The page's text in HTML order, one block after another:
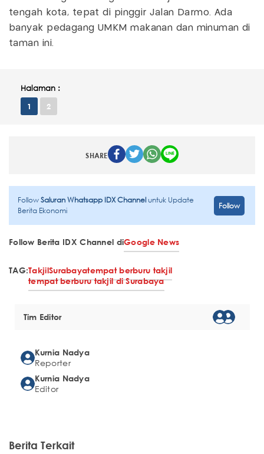
tengah kota, tepat di pinggir Jalan Darmo. Ada
banyak pedagang UMKM makanan dan minuman di
taman ini.
Halaman :
1 2
SHARE
FollowSaluran Whatsapp IDX Channeluntuk Update
Berita Ekonomi
Follow
Follow Berita IDX Channel diGoogle News
TAG:TakjilSurabayatempat berburu takjil
tempat berburu takjil di Surabaya
Tim Editor
Kurnia Nadya
Reporter
Kurnia Nadya
Editor
Berita Terkait